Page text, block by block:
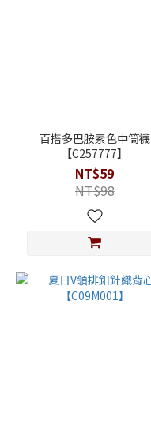
百搭多巴胺素色中筒襪
【C257777】
NT$59
NT$98